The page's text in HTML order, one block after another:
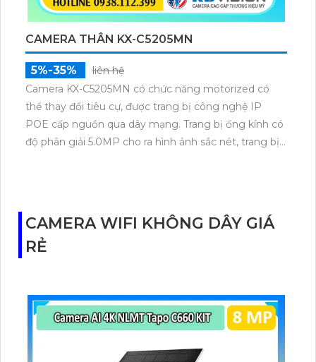
CAMERA THÂN KX-C5205MN
5%-35%
liên hệ
Camera KX-C5205MN có chức năng motorized có
thể thay đổi tiêu cự, được trang bị công nghệ IP
POE cấp nguồn qua dây mạng. Trang bị ống kính có
độ phân giải 5.0MP cho ra hình ảnh sắc nét, trang bị
CAMERA WIFI KHÔNG DÂY GIÁ
RẺ